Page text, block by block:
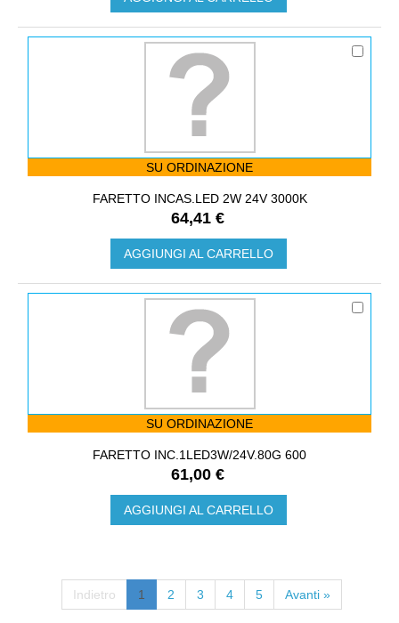
SU ORDINAZIONE
FARETTO INCAS.LED 2W 24V 3000K
64,41 €
AGGIUNGI AL CARRELLO
SU ORDINAZIONE
FARETTO INC.1LED3W/24V.80G 600
61,00 €
AGGIUNGI AL CARRELLO
Indietro 1 2 3 4 5 Avanti »